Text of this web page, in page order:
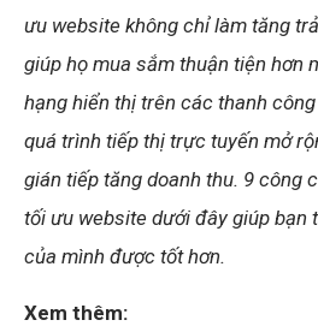
ưu website không chỉ làm tăng
giúp họ mua sắm thuận tiện hơn
hạng hiển thị trên các thanh
quá trình tiếp thị trực tuyến mở
gián tiếp tăng doanh thu. 9 công
tối ưu website dưới đây giúp bạn
của mình được tốt hơn.
Xem thêm: